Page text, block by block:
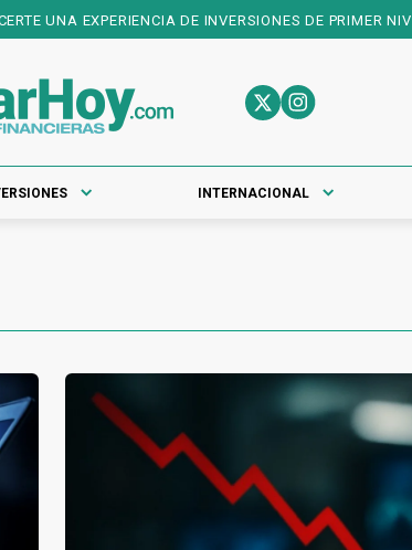
DE INVERSIONES DE PRIMER NIVEL! DESCARGALA EN:
INTERNACIONAL